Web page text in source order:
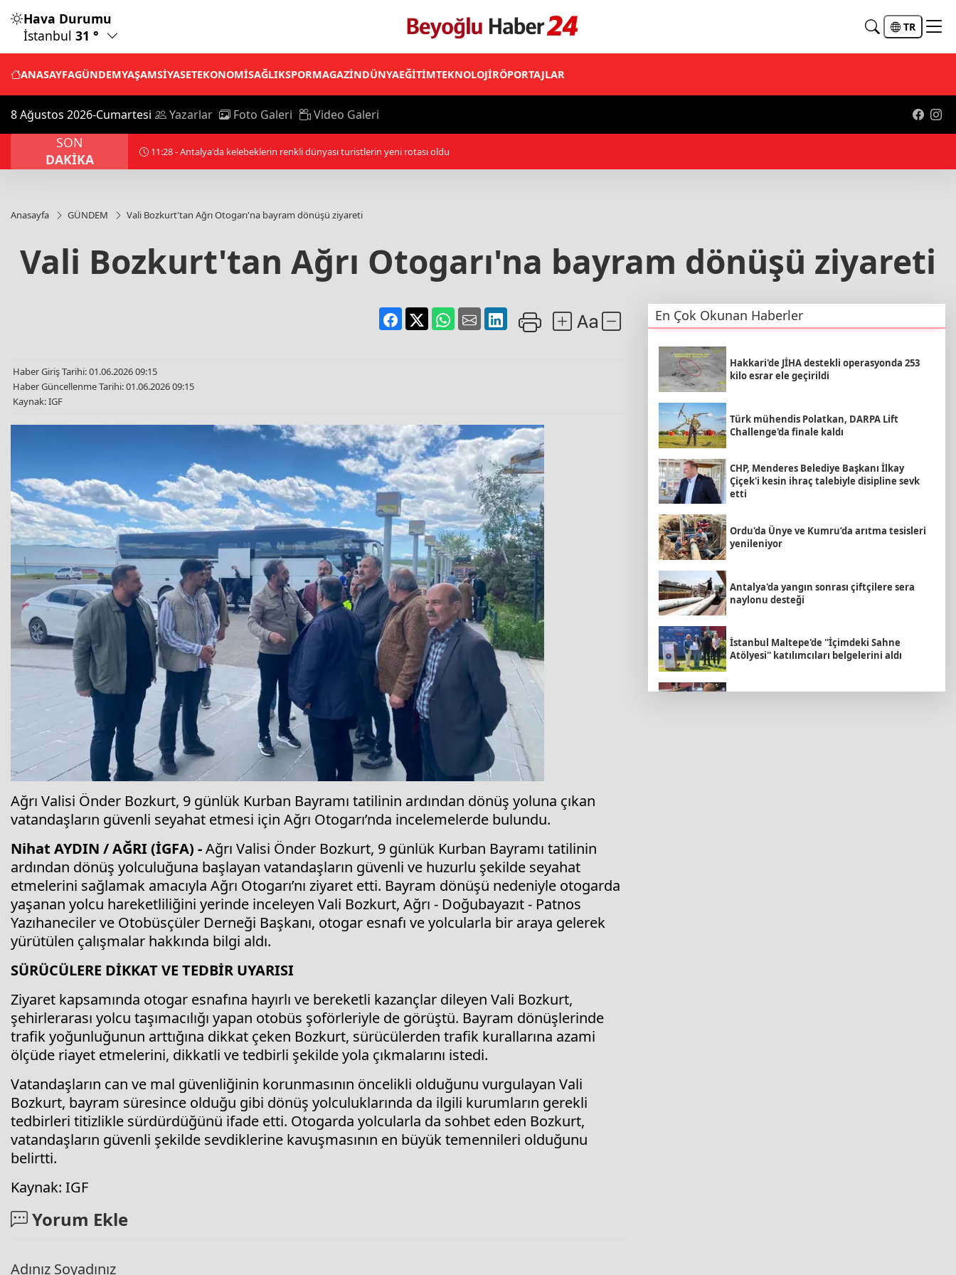
Hava Durumu
İstanbul 31 ° TR
ANASAYFAGÜNDEMYAŞAMSİYASETEKONOMİSAĞLIKSPORMAGAZİNDÜNYAEĞİTİMTEKNOLOJİRÖPORTAJLAR
8 Ağustos 2026-Cumartesi Yazarlar Foto Galeri Video Galeri
SON
DAKİKA
11:28 - Antalya'da kelebeklerin renkli dünyası turistlerin yeni rotası oldu
Anasayfa GÜNDEM Vali Bozkurt'tan Ağrı Otogarı'na bayram dönüşü ziyareti
Vali Bozkurt'tan Ağrı Otogarı'na bayram dönüşü ziyareti
Haber Giriş Tarihi: 01.06.2026 09:15
Haber Güncellenme Tarihi: 01.06.2026 09:15
Kaynak: IGF
Ağrı Valisi Önder Bozkurt, 9 günlük Kurban Bayramı tatilinin ardından dönüş yoluna çıkan
vatandaşların güvenli seyahat etmesi için Ağrı Otogarı’nda incelemelerde bulundu.
Nihat AYDIN / AĞRI (İGFA) -Ağrı Valisi Önder Bozkurt, 9 günlük Kurban Bayramı tatilinin
ardından dönüş yolculuğuna başlayan vatandaşların güvenli ve huzurlu şekilde seyahat
etmelerini sağlamak amacıyla Ağrı Otogarı’nı ziyaret etti. Bayram dönüşü nedeniyle otogarda
yaşanan yolcu hareketliliğini yerinde inceleyen Vali Bozkurt, Ağrı - Doğubayazıt - Patnos
Yazıhaneciler ve Otobüsçüler Derneği Başkanı, otogar esnafı ve yolcularla bir araya gelerek
yürütülen çalışmalar hakkında bilgi aldı.
SÜRÜCÜLERE DİKKAT VE TEDBİR UYARISI
Ziyaret kapsamında otogar esnafına hayırlı ve bereketli kazançlar dileyen Vali Bozkurt,
şehirlerarası yolcu taşımacılığı yapan otobüs şoförleriyle de görüştü. Bayram dönüşlerinde
trafik yoğunluğunun arttığına dikkat çeken Bozkurt, sürücülerden trafik kurallarına azami
ölçüde riayet etmelerini, dikkatli ve tedbirli şekilde yola çıkmalarını istedi.
Vatandaşların can ve mal güvenliğinin korunmasının öncelikli olduğunu vurgulayan Vali
Bozkurt, bayram süresince olduğu gibi dönüş yolculuklarında da ilgili kurumların gerekli
tedbirleri titizlikle sürdürdüğünü ifade etti. Otogarda yolcularla da sohbet eden Bozkurt,
vatandaşların güvenli şekilde sevdiklerine kavuşmasının en büyük temennileri olduğunu
belirtti.
Kaynak: IGF
Yorum Ekle
Adınız Soyadınız
En Çok Okunan Haberler
Hakkari'de JİHA destekli operasyonda 253
kilo esrar ele geçirildi
Türk mühendis Polatkan, DARPA Lift
Challenge'da finale kaldı
CHP, Menderes Belediye Başkanı İlkay
Çiçek'i kesin ihraç talebiyle disipline sevk
etti
Ordu'da Ünye ve Kumru’da arıtma tesisleri
yenileniyor
Antalya'da yangın sonrası çiftçilere sera
naylonu desteği
İstanbul Maltepe'de ''İçimdeki Sahne
Atölyesi'' katılımcıları belgelerini aldı